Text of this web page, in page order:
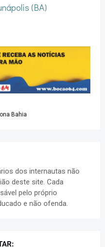
(BA)
Bahia
dos internautas não
deste site. Cada
pelo próprio
e não ofenda.